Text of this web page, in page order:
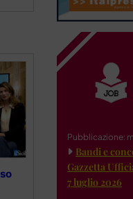
Pubblicazione:
Bandi e
Gazzetta
7 luglio 2026